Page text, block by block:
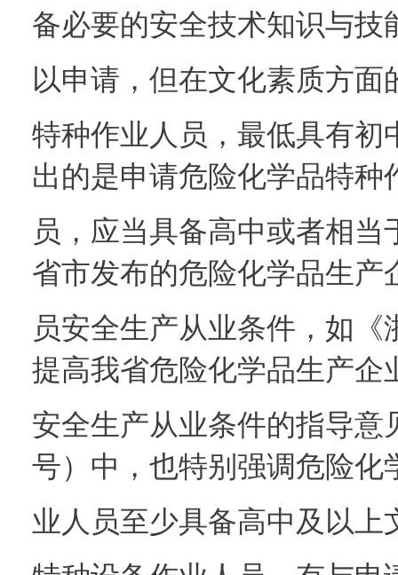
备必要的安全技术知识与技
以申请，但在文化素质方
特种作业人员，最低具有
出的是申请危险化学品特种
员，应当具备高中或者相
省市发布的危险化学品生产
员安全生产从业条件，如
提高我省危险化学品生产企
安全生产从业条件的指导意
号）中，也特别强调危险化
业人员至少具备高中及以